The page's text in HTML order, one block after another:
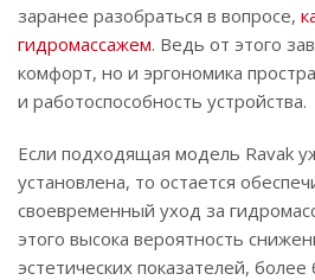
заранее разобраться в вопросе,
гидромассажем. Ведь от этого
комфорт, но и эргономика
и работоспособность устройства.
Если подходящая модель Ravak
установлена, то остается
своевременный уход за
этого высока вероятность
эстетических показателей,